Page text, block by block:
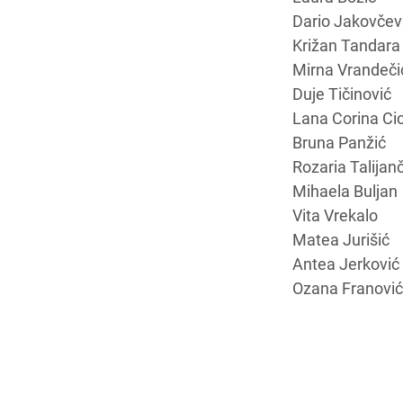
Dario
Križan Tandara
Mirna
Duje Tičinović
Lana Corina
Bruna Panžić
Rozaria
Mihaela Buljan
Vita Vrekalo
Matea Jurišić
Antea Jerković
Ozana Franović